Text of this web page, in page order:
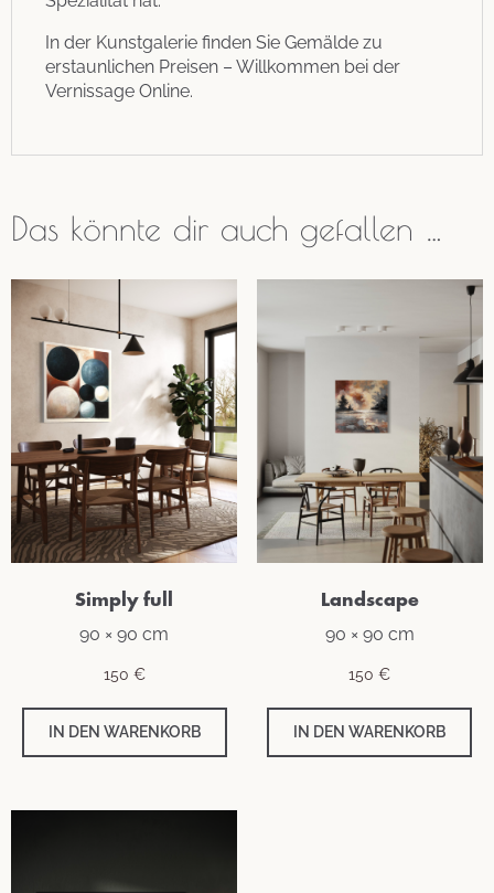
In der Kunstgalerie finden Sie Gemälde zu
erstaunlichen Preisen – Willkommen bei der
Vernissage Online.
Das könnte dir auch gefallen …
Simply full
90 × 90 cm
150 €
IN DEN WARENKORB
Landscape
90 × 90 cm
150€
IN DEN WARENKORB